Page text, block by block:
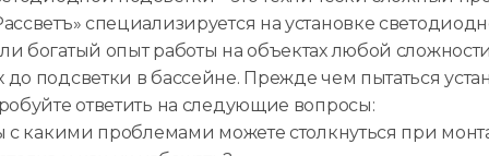
специализируется на установке
богатый опыт работы на объектах любой
подсветки в бассейне. Прежде чем пытаться
ответить на следующие вопросы:
с какими проблемами можете столкнуться при